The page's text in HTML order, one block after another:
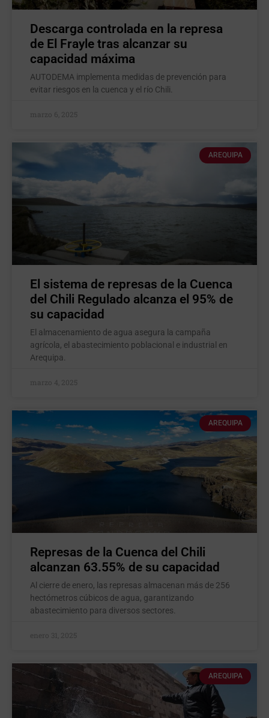
Descarga controlada en la represa
de El Frayle tras alcanzar su
capacidad máxima
AUTODEMA implementa medidas de prevención para
evitar riesgos en la cuenca y el río Chili.
marzo 6, 2025
AREQUIPA
El sistema de represas de la Cuenca
del Chili Regulado alcanza el 95% de
su capacidad
El almacenamiento de agua asegura la campaña
agrícola, el abastecimiento poblacional e industrial en
Arequipa.
marzo 4, 2025
AREQUIPA
Represas de la Cuenca del Chili
alcanzan 63.55% de su capacidad
Al cierre de enero, las represas almacenan más de 256
hectómetros cúbicos de agua, garantizando
abastecimiento para diversos sectores.
enero 31, 2025
AREQUIPA